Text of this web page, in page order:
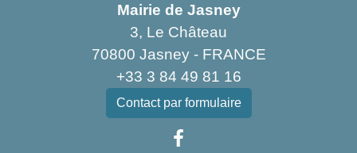
Mairie de Jasney
3, Le Château
70800 Jasney - FRANCE
+33 3 84 49 81 16
Contact par formulaire